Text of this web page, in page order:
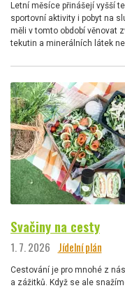
Letní měsíce přinášejí vyšší
sportovní aktivity i pobyt na
měli v tomto období věnovat
tekutin a minerálních látek
Svačiny na cesty
1. 7. 2026 Jídelní plán
Cestování je pro mnohé z
a zážitků. Když se ale